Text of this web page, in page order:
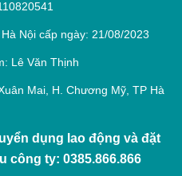
Nội cấp ngày: 21/08/2023
Lê Văn Thịnh
Mai, H. Chương Mỹ, TP Hà
dụng lao động và đặt
công ty: 0385.866.866